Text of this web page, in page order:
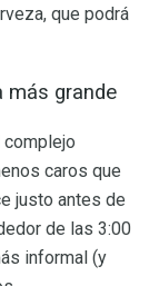
que podrá
más grande
caros que
justo antes de
de las 3:00
informal (y